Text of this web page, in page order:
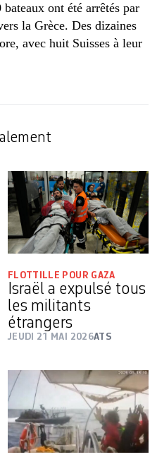
ont été arrêtés par
la Grèce. Des dizaines
avec huit Suisses à leur
FLOTTILLE POUR GAZA
Israël a expulsé tous
les militants
étrangers
JEUDI 21 MAI 2026ATS